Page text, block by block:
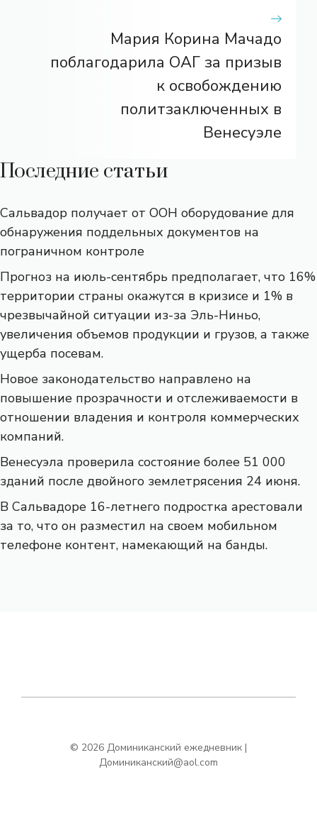
Мария Корина Мачадо
поблагодарила ОАГ за призыв
к освобождению
политзаключенных в
Венесуэле
Последние статьи
Сальвадор получает от ООН оборудование для
обнаружения поддельных документов на
пограничном контроле
Прогноз на июль-сентябрь предполагает, что 16%
территории страны окажутся в кризисе и 1% в
чрезвычайной ситуации из-за Эль-Ниньо,
увеличения объемов продукции и грузов, а также
ущерба посевам.
Новое законодательство направлено на
повышение прозрачности и отслеживаемости в
отношении владения и контроля коммерческих
компаний.
Венесуэла проверила состояние более 51 000
зданий после двойного землетрясения 24 июня.
В Сальвадоре 16-летнего подростка арестовали
за то, что он разместил на своем мобильном
телефоне контент, намекающий на банды.
© 2026 Доминиканский ежедневник |
Доминиканский@aol.com